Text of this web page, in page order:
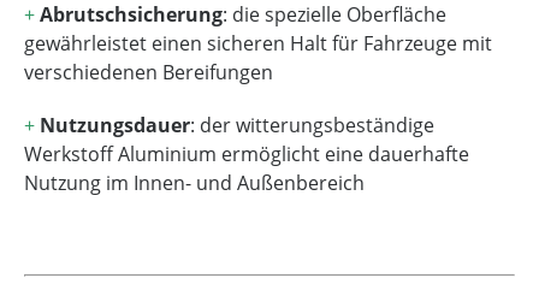
+Abrutschsicherung: die spezielle Oberfläche
gewährleistet einen sicheren Halt für Fahrzeuge mit
verschiedenen Bereifungen
+ Nutzungsdauer: der witterungsbeständige
Werkstoff Aluminium ermöglicht eine dauerhafte
Nutzung im Innen- und Außenbereich